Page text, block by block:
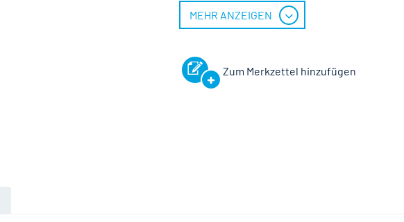
elektronischem Betriebsgerät DALI-2.
möglich. Nennspannung 220 - 240 V AC 50 - 60
MEHR ANZEIGEN
Zum Merkzettel hinzufügen